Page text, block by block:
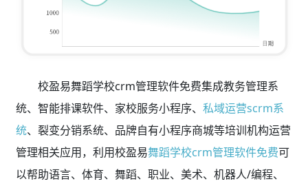
校盈易舞蹈学校crm管理软件免费集成教务管理系
统、智能排课软件、家校服务小程序、 私域运营scrm系
统、裂变分销系统、品牌自有小程序商城等培训机构运营
管理相关应用，利用校盈易舞蹈学校crm管理软件免费可
以帮助语言、体育、舞蹈、职业、美术、机器人/编程、